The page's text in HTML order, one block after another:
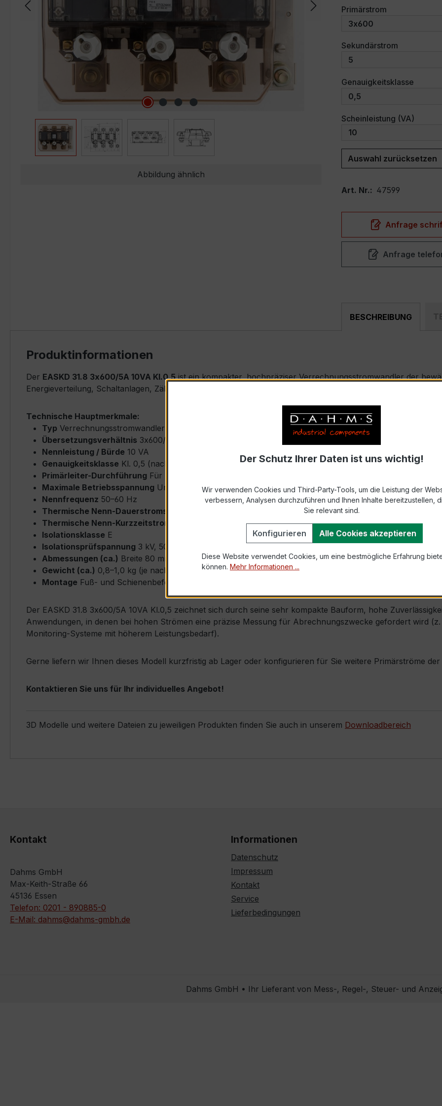
Abbildung ähnlich
Primärstrom
Sekundärstrom
Genauigkeitsklasse
Scheinleistung (VA)
Auswahl zurücksetzen
Art. Nr.: 47599
Anfrage
Anfrage
BESCHREIBUNG
Produktinformationen
Der EASKD 31.8 3x600/5A 10VA Kl.0,5ist ein kompakter, hochpräziser Verrechnungsstromwandler der
Energieverteilung, Schaltanlagen, Zählerfeldern und industriellen Mess- und Überwachungssystemen
Technische Hauptmerkmale:
Typ Verrechnungsstromwandler (Window-Type) – EASKD 31.8
Übersetzungsverhältnis 3x600/5 A (Primärnennstrom 600 A pro Phase, Sekundärnennstrom 5 A)
Nennleistung / Bürde 10 VA
Genauigkeitsklasse Kl. 0,5 (nach IEC/EN 61869-2 bzw. DIN EN 61869-2)
Primärleiter-Durchführung Für Rundleiter bis max. Ø 31 mm (Fensterdurchführung)
Maximale Betriebsspannung Um ≤ 0,72 kV
Nennfrequenz 50–60 Hz
Thermische Nenn-Dauerstromstärke
Icth = 1,0 × Ipr (Dauerstrom 1 × Primärnennstrom)
Thermische Nenn-Kurzzeitstromstärke
Ith = 60 × Ipr, 1 s
Isolationsklasse E
Isolationsprüfspannung 3 kV, 50 Hz, 1 min
Abmessungen (ca.) Breite 80 mm × Höhe 80 mm × Tiefe 45 mm
Gewicht (ca.) 0,8–1,0 kg (je nach Ausführung)
Montage Fuß- und Schienenbefestigung möglich, inkl. Isolierschutzkappe
Der EASKD 31.8 3x600/5A 10VA Kl.0,5 zeichnet sich durch seine sehr kompakte Bauform, hohe
Anwendungen, in denen bei hohen Strömen eine präzise Messung für Abrechnungszwecke gefordert wird
Monitoring-Systeme mit höherem Leistungsbedarf).
Gerne liefern wir Ihnen dieses Modell kurzfristig ab Lager oder konfigurieren für Sie weitere Primärströme der
Kontaktieren Sie uns für Ihr individuelles Angebot!
3D Modelle und weitere Dateien zu jeweiligen Produkten finden Sie auch in unserem Downloadbereich
Kontakt
Dahms GmbH
Max-Keith-Straße 66
45136 Essen
Telefon: 0201 - 890885-0
E-Mail: dahms@dahms-gmbh.de
Informationen
Datenschutz
Impressum
Kontakt
Service
Lieferbedingungen
Dahms GmbH • Ihr Lieferant von Mess-, Regel-, Steuer- und
Der Schutz Ihrer Daten ist uns wichtig!
Wir verwenden Cookies und Third-Party-Tools, um die Leistung der
verbessern, Analysen durchzuführen und Ihnen Inhalte bereitzustellen,
Sie relevant sind.
Konfigurieren Alle Cookies akzeptieren
Diese Website verwendet Cookies, um eine bestmögliche Erfahrung
können. Mehr Informationen ...